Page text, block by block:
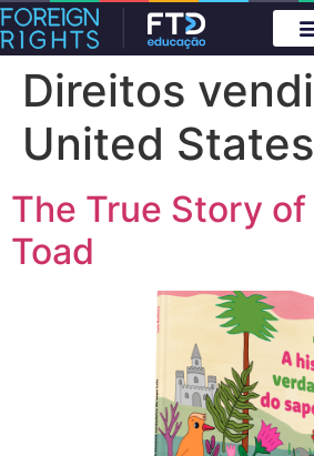
Direitos
United States
The True Story
Toad